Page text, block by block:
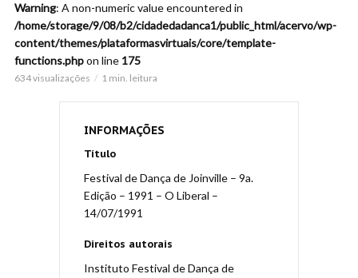
Warning: A non-numeric value encountered in
/home/storage/9/08/b2/cidadedadanca1/public_html/acervo/wp-
content/themes/plataformasvirtuais/core/template-
functions.phpon line 175
634 visualizações 1 min. leitura
INFORMAÇÕES
Título
Festival de Dança de Joinville – 9a.
Edição – 1991 – O Liberal –
14/07/1991
Direitos autorais
Instituto Festival de Dança de